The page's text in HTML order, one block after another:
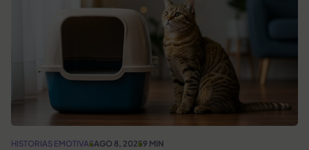
HISTORIAS EMOTIVASAGO 8, 20259 MIN